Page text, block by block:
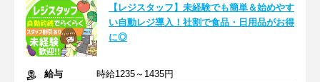
【レジスタッフ】未経験でも簡単＆始めやす
い自動レジ導入！社割で食品・日用品がお得
に◎
給与
時給1235～1435円